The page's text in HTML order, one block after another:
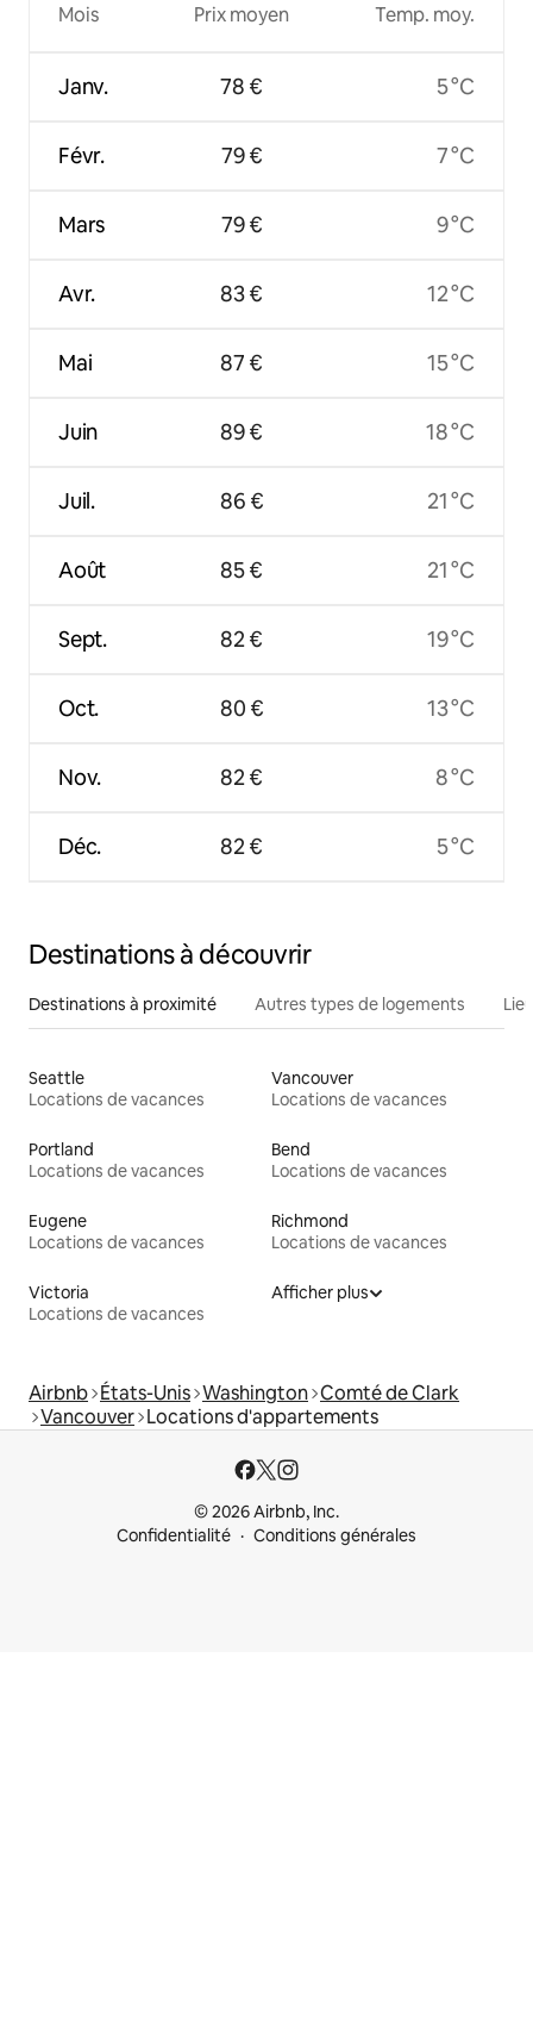
Mois
Janv.
Févr.
Mars
Avr.
Mai
Juin
Juil.
Août
Sept.
Oct.
Nov.
Déc.
Prix moyen
78 €
79 €
79 €
83 €
87 €
89 €
86 €
85 €
82 €
80 €
82 €
82 €
Temp. moy.
5 °C
7 °C
9 °C
12 °C
15 °C
18 °C
21 °C
21 °C
19 °C
13 °C
8 °C
5 °C
Destinations à découvrir
Destinations à proximité Autres types de logements
Seattle
Locations de vacances
Vancouver
Locations de vacances
Portland
Locations de vacances
Bend
Locations de vacances
Eugene
Locations de vacances
Richmond
Locations de vacances
Victoria
Locations de vacances
Afficher plus
Airbnb États-Unis Washington Comté de Clark
Vancouver Locations d'appartements
© 2026 Airbnb, Inc.
Confidentialité
Conditions générales